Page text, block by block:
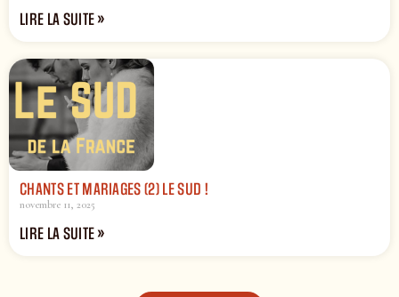
LIRE LA SUITE »
CHANTS ET MARIAGES (2) LE SUD !
novembre 11, 2025
LIRE LA SUITE »